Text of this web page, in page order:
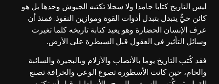
ليس التاريخ كتابا جامدا ولا سجلا تكتبه الجيوش وحدها بل هو
كائن حيٌّ يتبدل بتبدل أدوات القوة وموازين النفوذ. فمنذ أن
عرف الإنسان الحضارة وهو يعيد كتابة تاريخه كلما تغيرت
وسائل التأثير في العقول قبل السيطرة على الأرض.
فقد كُتب التاريخ يوما بالأنصاب والأزلام وبالبحيرة والسائبة
والحام، حين كانت الأسطورة تصوغ الوعي والخرافة تصنع